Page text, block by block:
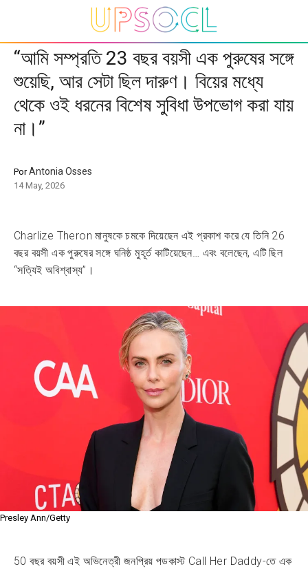
“আমি সম্প্রতি 23 বছর বয়সী এক পুরুষের সঙ্গে
শুয়েছি, আর সেটা ছিল দারুণ। বিয়ের মধ্যে
থেকে ওই ধরনের বিশেষ সুবিধা উপভোগ করা যায়
না।”
PorAntonia Osses
14 May, 2026
Charlize Theron মানুষকে চমকে দিয়েছেন এই প্রকাশ করে যে তিনি 26
বছর বয়সী এক পুরুষের সঙ্গে ঘনিষ্ঠ মুহূর্ত কাটিয়েছেন… এবং বলেছেন, এটি ছিল
“সত্যিই অবিশ্বাস্য”।
Presley Ann/Getty
50 বছর বয়সী এই অভিনেত্রী জনপ্রিয় পডকাস্ট Call Her Daddy-তে এক